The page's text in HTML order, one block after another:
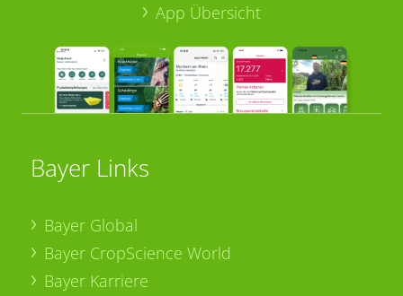
App Übersicht
Bayer Links
Bayer Global
Bayer CropScience World
Bayer Karriere